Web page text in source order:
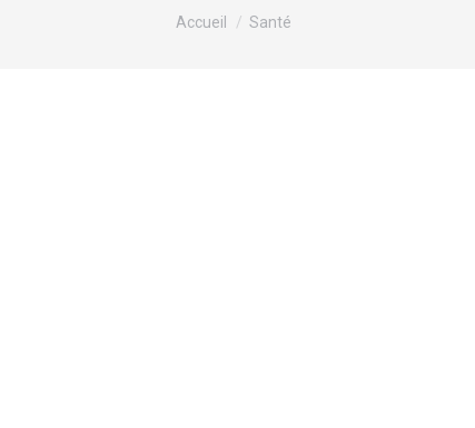
Vous êtes ici :
Accueil Santé